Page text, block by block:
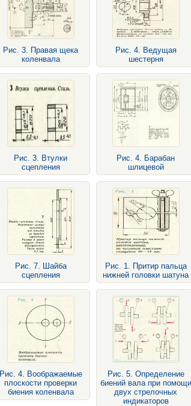
Рис. 3. Правая щека
коленвала
Рис. 4. Ведущая
шестерня
Рис. 3. Втулки
сцепления
Рис. 4. Барабан
шлицевой
Рис. 7. Шайба
сцепления
Рис. 1. Притир пальца
нижней головки шатуна
Рис. 4. Воображаемые
плоскости проверки
биения коленвала
Рис. 5. Определение
биений вала при помощи
двух стрелочных
индикаторов